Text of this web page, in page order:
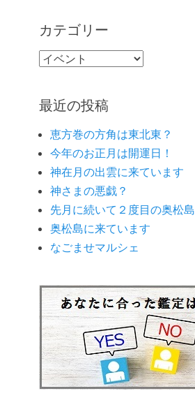
カテゴリー
カ
リ
ー
最近の投稿
恵方巻の方角は東北東？
今年のお正月は開運日！
神在月の出雲に来ています
神さまの悪戯？
先月に続いて２度目の奥松島
奥松島に来ています
なごませマルシェ